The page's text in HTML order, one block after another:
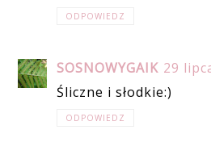
ODPOWIEDZ
SOSNOWYGAIK 29
Śliczne i słodkie:)
ODPOWIEDZ